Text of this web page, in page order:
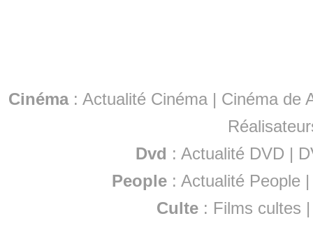
Cinéma: Actualité Cinéma | Cinéma de
Dvd : Actualité DVD |
People :Actualité People
Culte : Films cultes